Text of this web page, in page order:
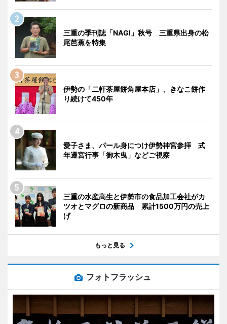
三重の季刊誌「NAGI」秋号 三重県出身の松
尾芭蕉を特集
伊勢の「二軒茶屋餅角屋本店」、きなこ餅作
り続けて450年
愛子さま、パール身につけ伊勢神宮参拝 式
年遷宮行事「御木曳」などご視察
三重の水産高生と伊勢市の食品加工会社がカ
ツオとマグロの新商品 累計1500万円の売上
げ
もっと見る
フォトフラッシュ